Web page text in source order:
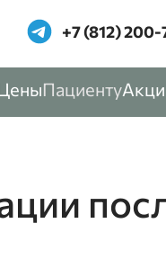
‪+7 (812) 200-
Пациенту